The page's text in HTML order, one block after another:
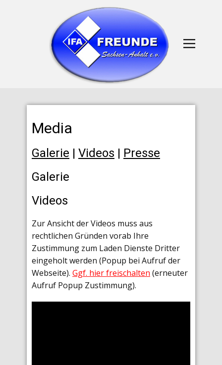
Media
Galerie | Videos | Presse
Galerie
Videos
Zur Ansicht der Videos muss aus
rechtlichen Gründen vorab Ihre
Zustimmung zum Laden Dienste Dritter
eingeholt werden (Popup bei Aufruf der
Webseite). Ggf. hier freischalten (erneuter
Aufruf Popup Zustimmung).